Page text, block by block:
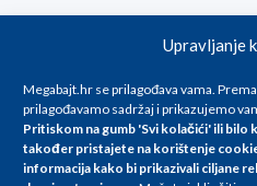
Upravljanje
Megabajt.hr se prilagođava vama.
prilagođavamo sadržaj i prikazujemo
Pritiskom na gumb 'Svi kolačići' ili
također pristajete na korištenje
informacija kako bi prikazivali ciljane
Za artikle kojih trenutno nema u
info@megabajt.hr. Sve cijene su
promjenama, a